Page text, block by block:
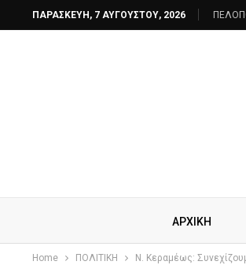
ΠΑΡΑΣΚΕΥΉ, 7 ΑΥΓΟΎΣΤΟΥ, 2026
ΑΡΧΙΚΗ
Home ΠΟΛΙΤΙΚΗ Ν. Κεραμέως: